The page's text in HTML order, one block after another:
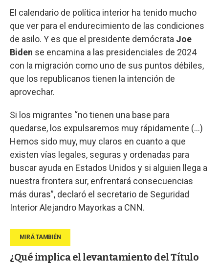
El calendario de política interior ha tenido mucho
que ver para el endurecimiento de las condiciones
de asilo. Y es que el presidente demócrata Joe
Biden se encamina a las presidenciales de 2024
con la migración como uno de sus puntos débiles,
que los republicanos tienen la intención de
aprovechar.
Si los migrantes “no tienen una base para
quedarse, los expulsaremos muy rápidamente (...)
Hemos sido muy, muy claros en cuanto a que
existen vías legales, seguras y ordenadas para
buscar ayuda en Estados Unidos y si alguien llega a
nuestra frontera sur, enfrentará consecuencias
más duras”, declaró el secretario de Seguridad
Interior Alejandro Mayorkas a CNN.
¿Qué implica el levantamiento del Título